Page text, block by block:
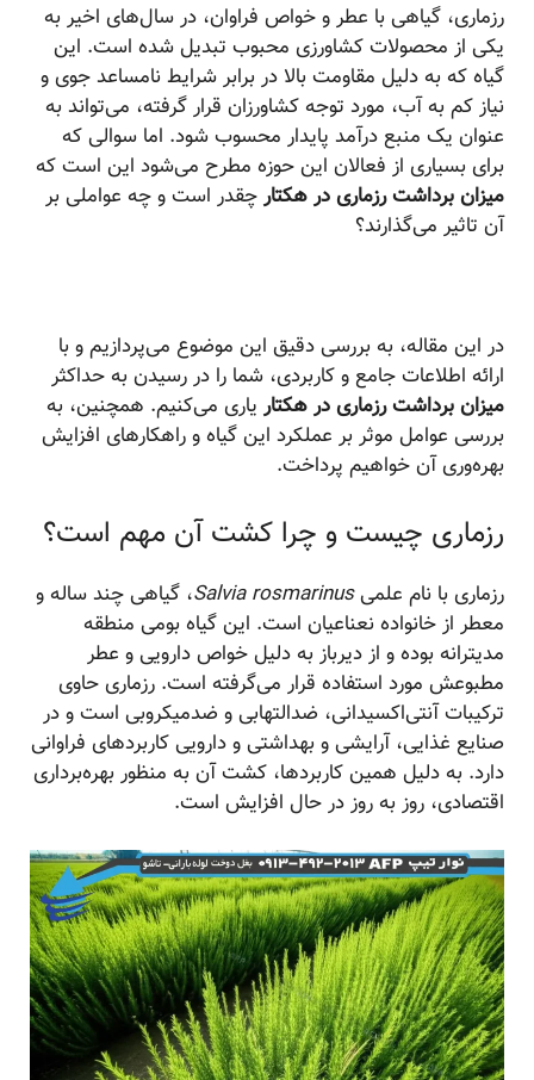
رزماری، گیاهی با عطر و خواص فراوان، در سال‌های اخیر به
یکی از محصولات کشاورزی محبوب تبدیل شده است. این
گیاه که به دلیل مقاومت بالا در برابر شرایط نامساعد جوی و
نیاز کم به آب، مورد توجه کشاورزان قرار گرفته، می‌تواند به
عنوان یک منبع درآمد پایدار محسوب شود. اما سوالی که
برای بسیاری از فعالان این حوزه مطرح می‌شود این است که
میزان برداشت رزماری در هکتارچقدر است و چه عواملی بر
آن تاثیر می‌گذارند؟
در این مقاله، به بررسی دقیق این موضوع می‌پردازیم و با
ارائه اطلاعات جامع و کاربردی، شما را در رسیدن به حداکثر
میزان برداشت رزماری در هکتار یاری می‌کنیم. همچنین، به
بررسی عوامل موثر بر عملکرد این گیاه و راهکارهای افزایش
بهره‌وری آن خواهیم پرداخت.
رزماری چیست و چرا کشت آن مهم است؟
رزماری با نام علمیSalvia rosmarinus، گیاهی چند ساله و
معطر از خانواده نعناعیان است. این گیاه بومی منطقه
مدیترانه بوده و از دیرباز به دلیل خواص دارویی و عطر
مطبوعش مورد استفاده قرار می‌گرفته است. رزماری حاوی
ترکیبات آنتی‌اکسیدانی، ضدالتهابی و ضدمیکروبی است و در
صنایع غذایی، آرایشی و بهداشتی و دارویی کاربردهای فراوانی
دارد. به دلیل همین کاربردها، کشت آن به منظور بهره‌برداری
اقتصادی، روز به روز در حال افزایش است.